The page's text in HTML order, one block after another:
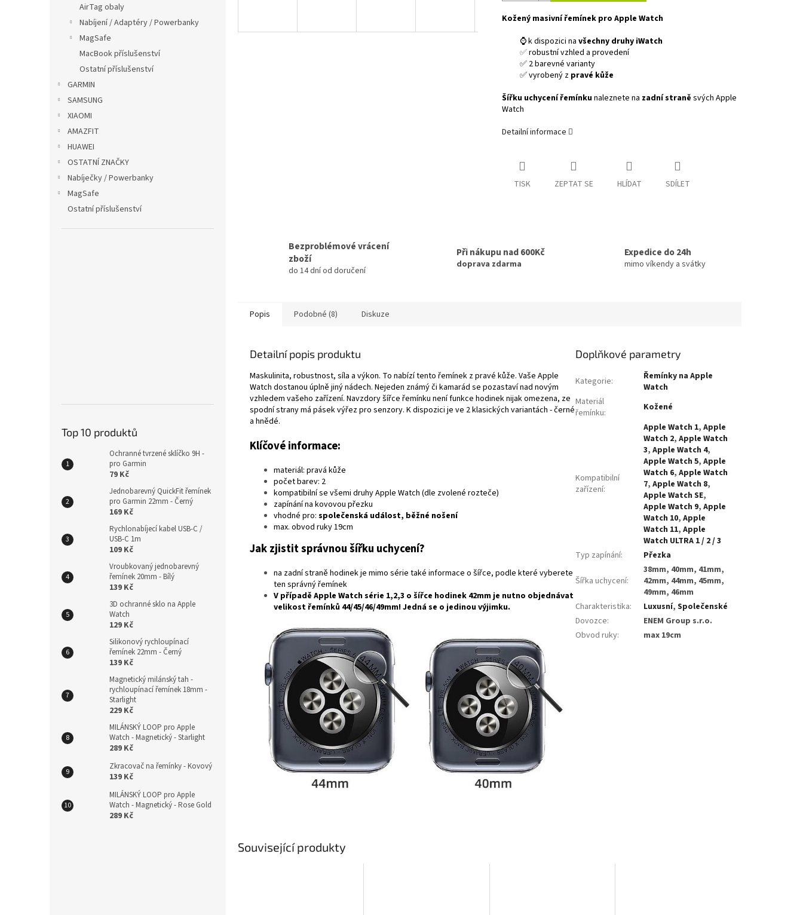
AirTag obaly
Nabíjení / Adaptéry / Powerbanky
MagSafe
MacBook příslušenství
Ostatní příslušenství
GARMIN
SAMSUNG
XIAOMI
AMAZFIT
HUAWEI
OSTATNÍ ZNAČKY
Nabíječky / Powerbanky
MagSafe
Ostatní příslušenství
Top 10 produktů
Ochranné tvrzené sklíčko 9H -
pro Garmin
79 Kč
Jednobarevný QuickFit řemínek
pro Garmin 22mm - Černý
169 Kč
Rychlonabíjecí kabel USB-C /
USB-C 1m
109 Kč
Vroubkovaný jednobarevný
řemínek 20mm - Bílý
139 Kč
3D ochranné sklo na Apple
Watch
129 Kč
Silikonový rychloupínací
řemínek 22mm - Černý
139 Kč
Magnetický milánský tah -
rychloupínací řemínek 18mm -
Starlight
229 Kč
MILÁNSKÝ LOOP pro Apple
Watch - Magnetický - Starlight
289 Kč
Zkracovač na řemínky - Kovový
139 Kč
MILÁNSKÝ LOOP pro Apple
Watch - Magnetický - Rose Gold
289 Kč
Kožený masivní řemínek pro Apple Watch
⌚ k dispozici na všechny druhy iWatch
✅robustní vzhled a provedení
✅ 2 barevné varianty
✅ vyrobený z pravé kůže
Šířku uchycení řemínkunaleznete na zadní straně svých Apple
Watch
Detailní informace
TISK ZEPTAT SE HLÍDAT SDÍLET
Bezproblémové vrácení
zboží
do 14 dní od doručení
Při nákupu nad 600Kč
doprava zdarma
Expedice do 24h
mimo víkendy a svátky
Související produkty
Popis Podobné (8) Diskuze
Detailní popis produktu
Maskulinita, robustnost, síla a výkon. To nabízí tento řemínek z pravé kůže. Vaše Apple
Watch dostanou úplně jiný nádech. Nejeden známý či kamarád se pozastaví nad novým
vzhledem vašeho zařízení. Navzdory šířce řemínku není funkce hodinek nijak omezena, ze
spodní strany má pásek výřez pro senzory. K dispozici je ve 2 klasických variantách - černé
a hnědé.
Klíčové informace:
materiál: pravá kůže
počet barev: 2
kompatibilní se všemi druhy Apple Watch (dle zvolené rozteče)
zapínání na kovovou přezku
vhodné pro: společenská událost, běžné nošení
max. obvod ruky 19cm
Jak zjistit správnou šířku uchycení?
na zadní straně hodinek je mimo série také informace o šířce, podle které vyberete
ten správný řemínek
V případě Apple Watch série 1,2,3 o šířce hodinek 42mm je nutno objednávat
velikost řemínků 44/45/46/49mm! Jedná se o jedinou výjimku.
Doplňkové parametry
Kategorie:
Řemínky na Apple
Watch
Materiál
řemínku: Kožené
Kompatibilní
zařízení:
Apple Watch 1,Apple
Watch 2,Apple Watch
3,Apple Watch 4,
Apple Watch 5,Apple
Watch 6,Apple Watch
7,Apple Watch 8,
Apple Watch SE,
Apple Watch 9,Apple
Watch 10,Apple
Watch 11,Apple
Watch ULTRA 1 / 2 / 3
Typ zapínání: Přezka
Šířka uchycení:
38mm, 40mm, 41mm,
42mm, 44mm, 45mm,
49mm, 46mm
Charakteristika: Luxusní,Společenské
Dovozce:
ENEM Group s.r.o.
Obvod ruky: max 19cm